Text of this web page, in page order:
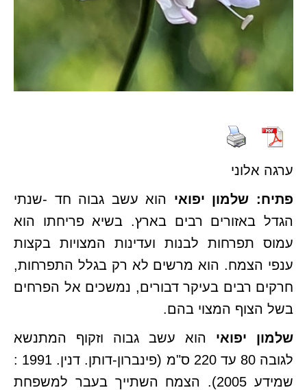
ערגה אלוני
פתיח: שלמון יפואי
הוא עשב גבוה חד -שנתי
הגדל באזורים רבים בארץ. בשיא פריחתו הוא
עמוס תפרחות לבנות ועדינות המצויות בקצות
ענפי הצמח. הוא מרשים לא רק בגלל התפרחות,
חרקים רבים בעיקר דבורים, נמשכים אל הפרחים
בשל הצוף המצוי בהם.
שלמון יפואי הוא עשב גבוה וזקוף המתנשא
לגובה 80 עד 220 ס"מ (פינברון-דותן. דנין. 1991 :
שמידע 2005). הצמח השתייך בעבר למשפחת